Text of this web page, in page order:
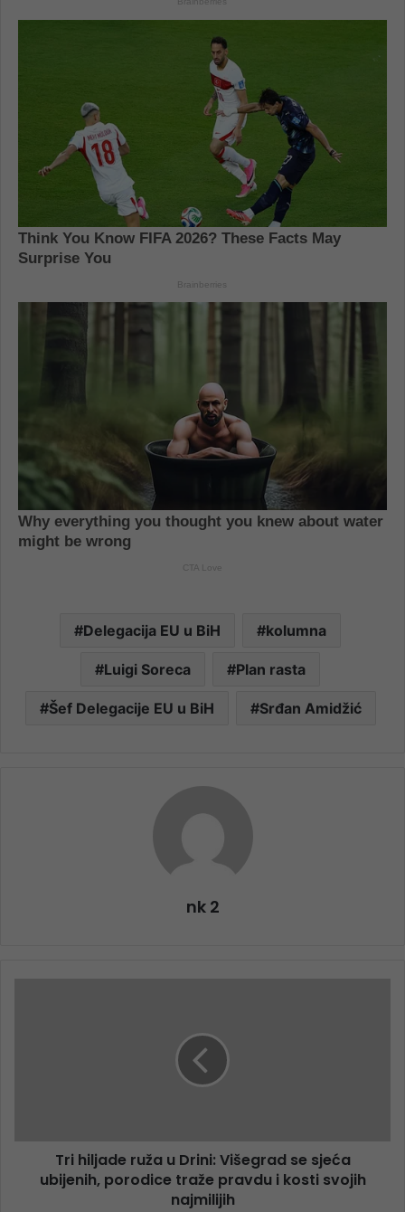
Delegacija EU u BiH kolumna
Luigi Soreca Plan rasta
Šef Delegacije EU u BiH Srđan Amidžić
nk 2
Tri hiljade ruža u Drini: Višegrad se sjeća
ubijenih, porodice traže pravdu i kosti svojih
najmilijih